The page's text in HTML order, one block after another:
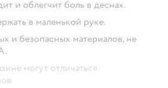
и облегчит боль в деснах.
в маленькой руке.
и безопасных материалов, не
могут отличаться